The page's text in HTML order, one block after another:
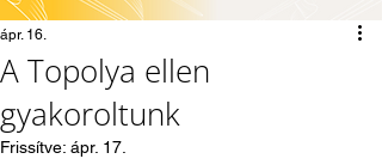
A Topolya ellen
gyakoroltunk
ápr. 16.
Frissítve: ápr. 17.